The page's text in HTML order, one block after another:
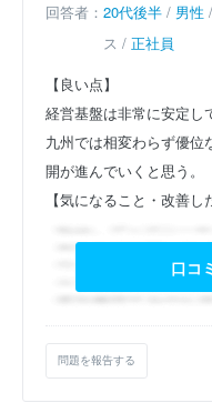
回答者： 20代後半 / 男性
ス / 正社員
【良い点】
経営基盤は非常に安定し
九州では相変わらず優位
開が進んでいくと思う。
【気になること・改善し
口コ
問題を報告する